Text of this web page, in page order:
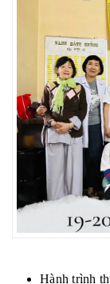
Hành trình